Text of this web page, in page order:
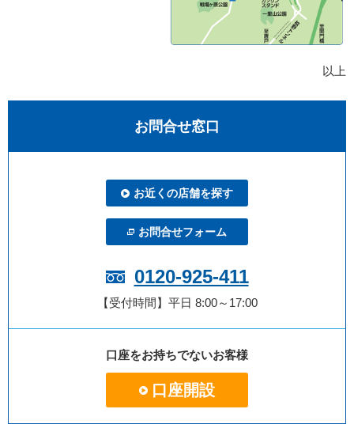
以上
お問合せ窓口
お近くの店舗を探す
お問合せフォーム
0120-925-411
【受付時間】平日 8:00～17:00
口座をお持ちでないお客様
口座開設